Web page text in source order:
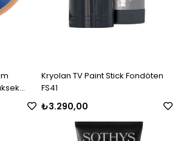
Kryolan TV Paint Stick Fondöten
FS41
₺3.290,00